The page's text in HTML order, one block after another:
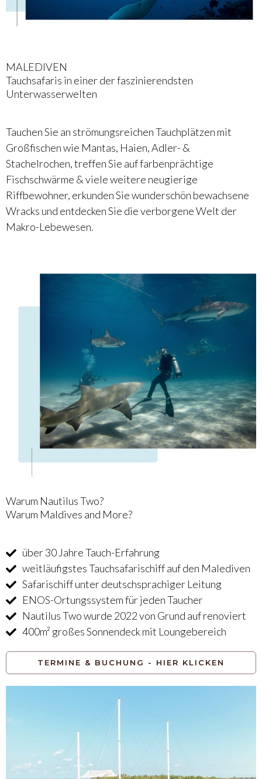
MALEDIVEN
Tauchsafaris in einer der faszinierendsten
Unterwasserwelten
Tauchen Sie an strömungsreichen Tauchplätzen mit
Großfischen wie Mantas, Haien, Adler- &
Stachelrochen, treffen Sie auf farbenprächtige
Fischschwärme & viele weitere neugierige
Riffbewohner, erkunden Sie wunderschön bewachsene
Wracks und entdecken Sie die verborgene Welt der
Makro-Lebewesen.
Warum Nautilus Two?
Warum Maldives and More?
über 30 Jahre Tauch-Erfahrung
weitläufigstes Tauchsafarischiff auf den Malediven
Safarischiff unter deutschsprachiger Leitung
ENOS-Ortungssystem für jeden Taucher
Nautilus Two wurde 2022 von Grund auf renoviert
400m² großes Sonnendeck mit Loungebereich
TERMINE & BUCHUNG - HIER KLICKEN